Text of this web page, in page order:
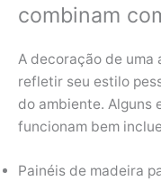
combinam
A decoração de uma
refletir seu estilo
do ambiente. Alguns
funcionam bem
Painéis de madeira